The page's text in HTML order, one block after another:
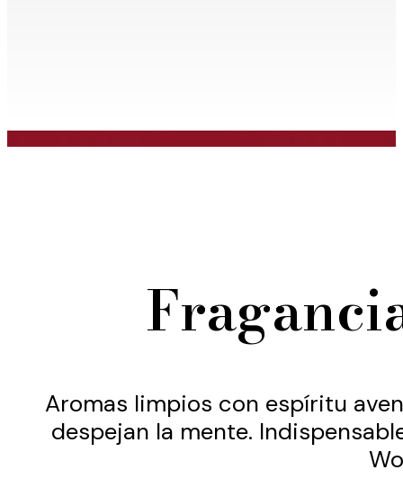
Aromas limpios con espíritu
despejan la mente.